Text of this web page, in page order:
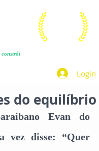
constrói
Login
do equilíbrio
Evan do
vez disse: “Quer